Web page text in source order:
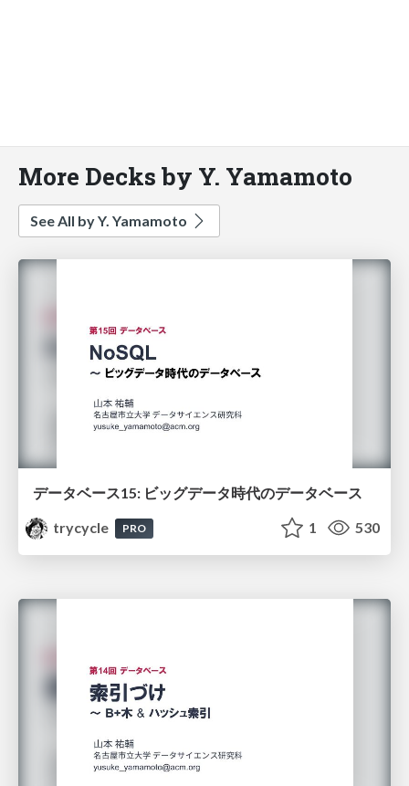
More Decks by Y. Yamamoto
See All by Y. Yamamoto
データベース15: ビッグデータ時代のデータベース
trycycle
PRO 1 530